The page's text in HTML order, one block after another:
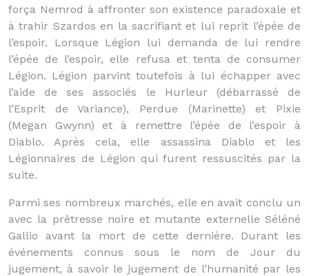
força Nemrod à affronter son existence paradoxale et
à trahir Szardos en la sacrifiant et lui reprit l’épée de
l’espoir. Lorsque Légion lui demanda de lui rendre
l’épée de l’espoir, elle refusa et tenta de consumer
Légion. Légion parvint toutefois à lui échapper avec
l’aide de ses associés le Hurleur (débarrassé de
l’Esprit de Variance), Perdue (Marinette) et Pixie
(Megan Gwynn) et à remettre l’épée de l’espoir à
Diablo. Après cela, elle assassina Diablo et les
Légionnaires de Légion qui furent ressuscités par la
suite.
Parmi ses nombreux marchés, elle en avait conclu un
avec la prêtresse noire et mutante externelle Séléné
Gallio avant la mort de cette dernière. Durant les
événements connus sous le nom de Jour du
jugement, à savoir le jugement de l’humanité par les